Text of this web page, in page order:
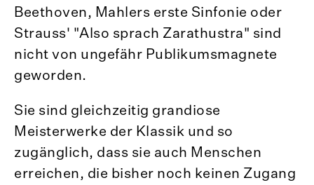
Beethoven, Mahlers erste Sinfonie oder
Strauss' "Also sprach Zarathustra" sind
nicht von ungefähr Publikumsmagnete
geworden.
Sie sind gleichzeitig grandiose
Meisterwerke der Klassik und so
zugänglich, dass sie auch Menschen
erreichen, die bisher noch keinen Zugang